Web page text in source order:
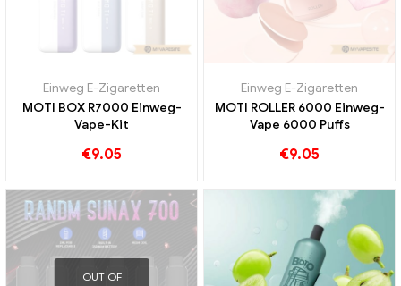
Einweg E-Zigaretten
MOTI BOX R7000 Einweg-
Vape-Kit
€9.05
Einweg E-Zigaretten
MOTI ROLLER 6000 Einweg-
Vape 6000 Puffs
€9.05
OUT OF